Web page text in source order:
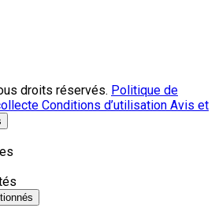
droits réservés. Politique de
Conditions d’utilisation Avis et